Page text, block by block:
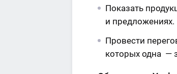
Показать
и предложениях.
Провести
которых одна —